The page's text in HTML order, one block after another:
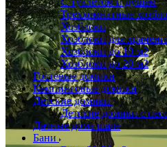
Трехкомнатные
Хозблоки
Хозблоки для
Хозблоки до 10 м2
Хозблоки до 20 м2
Гостевые домики
Кемпинговые домики
Детские домики
Детские домики с
Дачные дома шале
Бани